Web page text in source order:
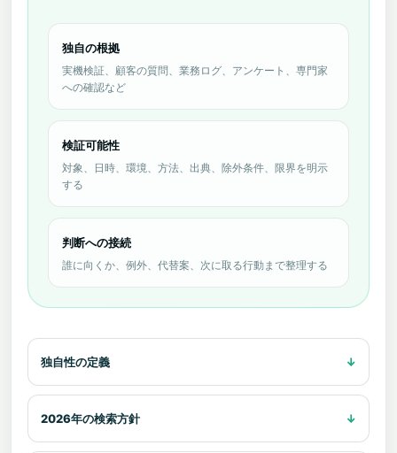
独自の根拠
実機検証、顧客の質問、業務ログ、アンケート、専門家
への確認など
検証可能性
対象、日時、環境、方法、出典、除外条件、限界を明示
する
判断への接続
誰に向くか、例外、代替案、次に取る行動まで整理する
独自性の定義
2026年の検索方針